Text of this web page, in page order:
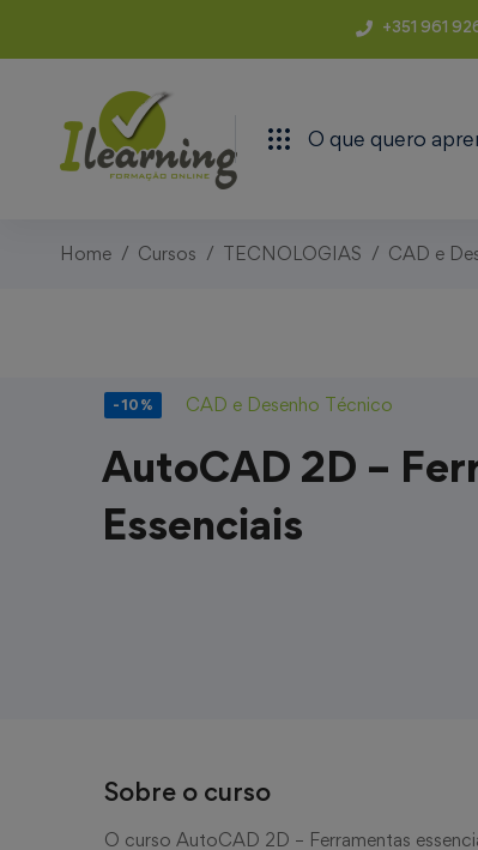
+351 961
O que quero
Home Cursos TECNOLOGIAS CAD e
-10% CAD e Desenho Técnico
AutoCAD 2D –
Essenciais
Sobre o curso
O curso AutoCAD 2D – Ferramentas